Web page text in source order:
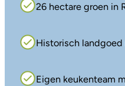
26 hectare groen in
Historisch
Eigen keukenteam